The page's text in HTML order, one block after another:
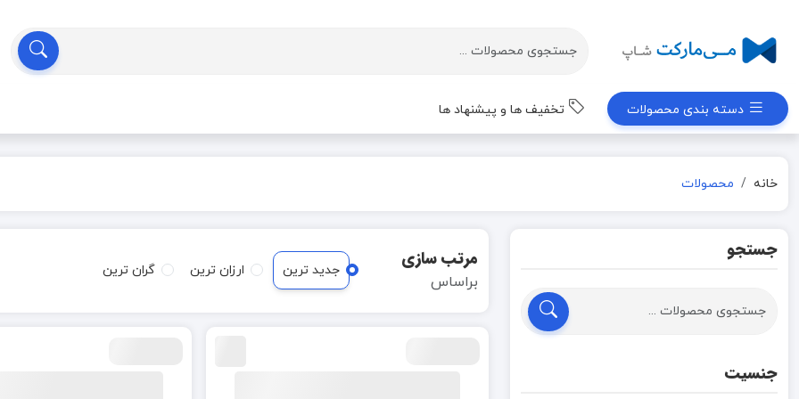
دسته بندی محصولات تخفیف ها و پیشنهاد ها
خانه محصولات
جستجو
جنسیت
مرتب سازی
براساس
جدید ترین ارزان ترین گران ترین